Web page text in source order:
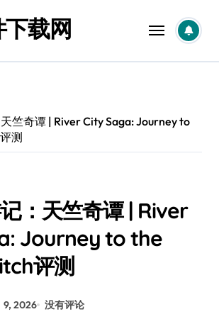
载网
竺奇谭 | River City Saga: Journey to
测
：天竺奇谭 | River
Journey to the
评测
9, 2026 没有评论